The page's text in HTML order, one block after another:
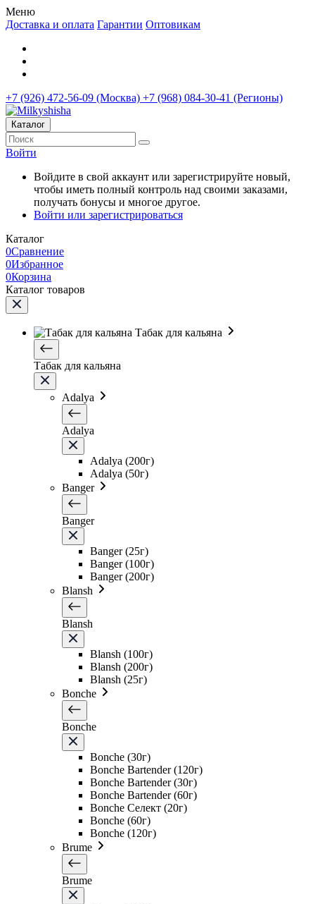
Меню
Доставка и оплата Гарантии Оптовикам
+7 (926) 472-56-09 (Москва) +7 (968) 084-30-41 (Регионы)
Каталог
Войти
Войдите в свой аккаунт или зарегистрируйте новый,
чтобы иметь полный контроль над своими заказами,
получать бонусы и многое другое.
Войти или зарегистрироваться
Каталог
0Сравнение
0Избранное
0Корзина
Каталог товаров
Табак для кальяна
Табак для кальяна
Adalya
Adalya
Adalya (200г)
Adalya (50г)
Banger
Banger
Banger (25г)
Banger (100г)
Banger (200г)
Blansh
Blansh
Blansh (100г)
Blansh (200г)
Blansh (25г)
Bonche
Bonche
Bonche (30г)
Bonche Bartender (120г)
Bonche Bartender (30г)
Bonche Bartender (60г)
Bonche Селект (20г)
Bonche (60г)
Bonche (120г)
Brume
Brume